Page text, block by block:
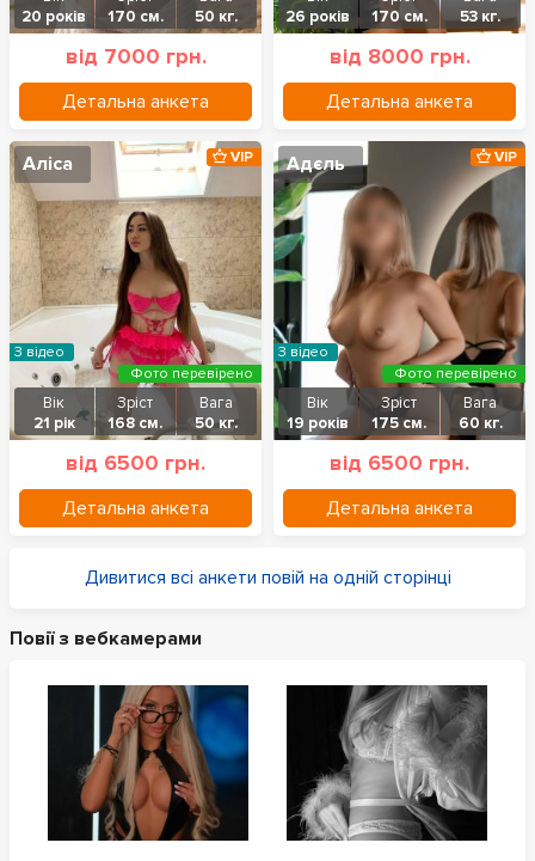
20 років
170 см.
50 кг.
від 7000 грн.
Детальна анкета
26 років
170 см.
53 кг.
від 8000 грн.
Детальна анкета
Аліса
Вік
21 рік
Зріст
168 см.
Вага
50 кг.
від 6500 грн.
Детальна анкета
VIP
З відео
Фото перевірено
Адєль
Вік
19 років
Зріст
175 см.
Вага
60 кг.
від 6500 грн.
Детальна анкета
VIP
З відео
Фото перевірено
Дивитися всі анкети повій на одній сторінці
Повії з вебкамерами